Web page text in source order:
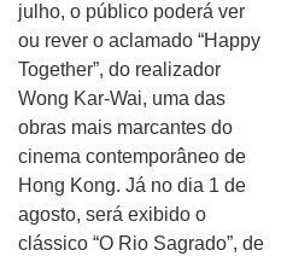
julho, o público poderá ver
ou rever o aclamado “Happy
Together”, do realizador
Wong Kar-Wai, uma das
obras mais marcantes do
cinema contemporâneo de
Hong Kong. Já no dia 1 de
agosto, será exibido o
clássico “O Rio Sagrado”, de